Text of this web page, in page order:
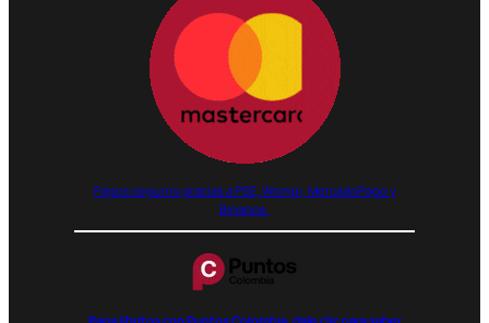
Pagos seguros gracias a PSE, Wompi, MercadoPago y
Binance.